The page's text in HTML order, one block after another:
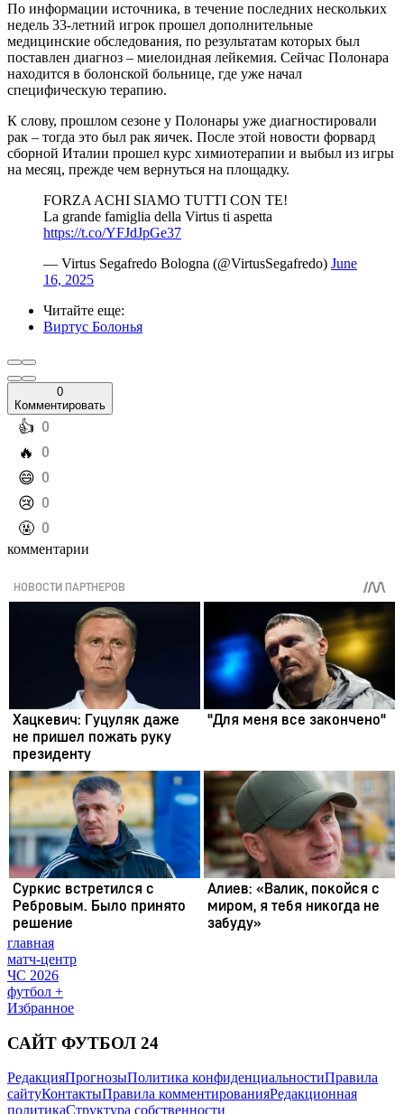
По информации источника, в течение последних нескольких
недель 33-летний игрок прошел дополнительные
медицинские обследования, по результатам которых был
поставлен диагноз – миелоидная лейкемия. Сейчас Полонара
находится в болонской больнице, где уже начал
специфическую терапию.
К слову, прошлом сезоне у Полонары уже диагностировали
рак – тогда это был рак яичек. После этой новости форвард
сборной Италии прошел курс химиотерапии и выбыл из игры
на месяц, прежде чем вернуться на площадку.
FORZA ACHI SIAMO TUTTI CON TE!
La grande famiglia della Virtus ti aspetta
https://t.co/YFJdJpGe37
— Virtus Segafredo Bologna (@VirtusSegafredo) June
16, 2025
Читайте еще:
Виртус Болонья
0
Комментировать
️👍 0
️🔥 0
️😄 0
️😢 0
️🤬 0
комментарии
главная
матч-центр
ЧС 2026
футбол +
Избранное
САЙТ ФУТБОЛ 24
РедакцияПрогнозыПолитика конфиденциальностиПравила
сайтуКонтактыПравила комментированияРедакционная
политикаСтруктура собственности